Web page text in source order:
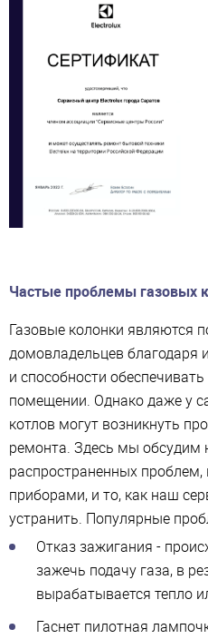
Частые проблемы газовых
Газовые колонки являются
домовладельцев благодаря
и способности
помещении. Однако даже у
котлов могут возникнуть
ремонта. Здесь мы обсудим
распространенных
приборами, и то, как наш
устранить. Популярные
Отказ зажигания -
зажечь подачу газа, в
вырабатывается тепло
Гаснет пилотная